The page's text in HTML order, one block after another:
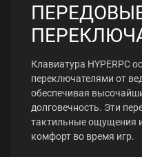
Клавиатура HYPERPC
переключателями от
обеспечивая
долговечность. Эти
тактильные ощущения
комфорт во время игр.